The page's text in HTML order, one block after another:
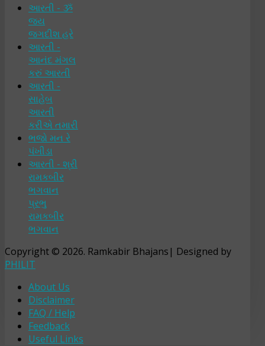
આરતી - ૐ
જય
જગદીશ હરે
આરતી -
આનંદ મંગલ
કરું આરતી
આરતી -
સાહેબ
આરતી
કરીએ તમારી
ભજો મન રે
પંખીડા
આરતી - શ્રી
રામકબીર
ભગવાન
પ્રભુ
રામકબીર
ભગવાન
Copyright © 2026. Ramkabir Bhajans| Designed by
PHILIT
About Us
Disclaimer
FAQ / Help
Feedback
Useful Links